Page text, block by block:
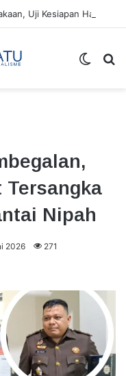
Tersangka
Nipah
2026 271